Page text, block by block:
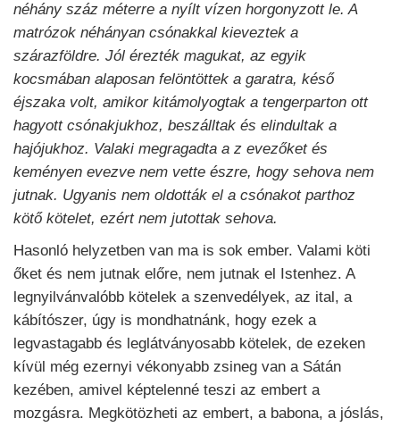
néhány száz méterre a nyílt vízen horgonyzott le. A
matrózok néhányan csónakkal kieveztek a
szárazföldre. Jól érezték magukat, az egyik
kocsmában alaposan felöntöttek a garatra, késő
éjszaka volt, amikor kitámolyogtak a tengerparton ott
hagyott csónakjukhoz, beszálltak és elindultak a
hajójukhoz. Valaki megragadta a z evezőket és
keményen evezve nem vette észre, hogy sehova nem
jutnak. Ugyanis nem oldották el a csónakot parthoz
kötő kötelet, ezért nem jutottak sehova.
Hasonló helyzetben van ma is sok ember. Valami köti
őket és nem jutnak előre, nem jutnak el Istenhez. A
legnyilvánvalóbb kötelek a szenvedélyek, az ital, a
kábítószer, úgy is mondhatnánk, hogy ezek a
legvastagabb és leglátványosabb kötelek, de ezeken
kívül még ezernyi vékonyabb zsineg van a Sátán
kezében, amivel képtelenné teszi az embert a
mozgásra. Megkötözheti az embert, a babona, a jóslás,